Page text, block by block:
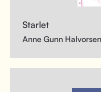
Starlet
Anne Gunn